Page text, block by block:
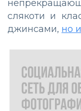
слякоти и
джинсами, но